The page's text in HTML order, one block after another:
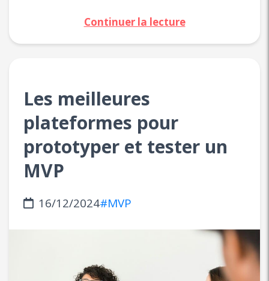
Continuer la lecture
Les meilleures
plateformes pour
prototyper et tester un
MVP
16/12/2024#MVP